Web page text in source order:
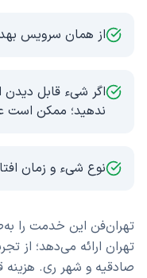
از همان سرویس
اگر شیء قابل
ندهید؛ ممکن است
نوع شیء و زمان
تهران‌فن این خدمت را
تهران ارائه می‌دهد؛ از
صادقیه و شهر ری. هزینه